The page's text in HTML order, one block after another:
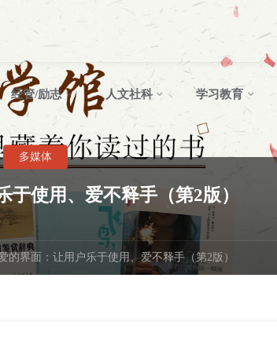
经管/励志 人文社科 学习教育
于使用、爱不释手（第2版）
多媒体
的界面：让用户乐于使用、爱不释手（第2版）